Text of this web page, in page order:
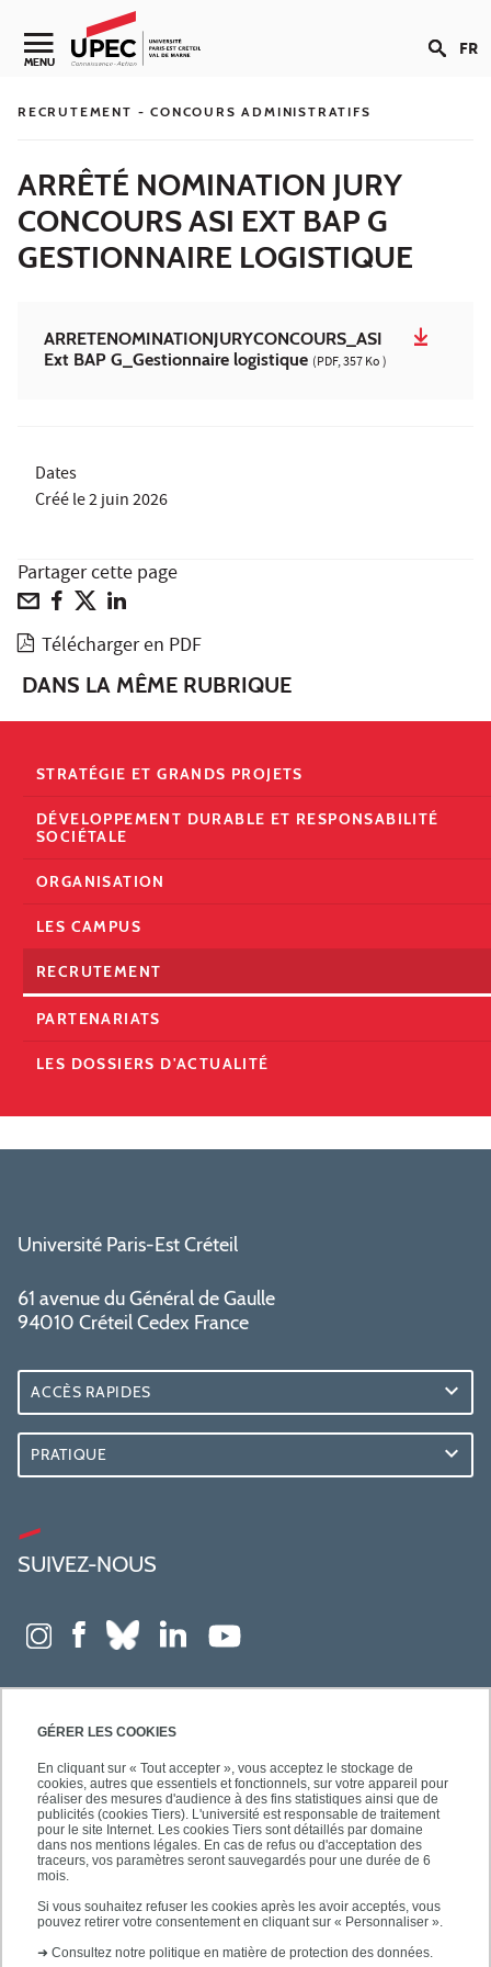
GÉRER LES COOKIES
En cliquant sur « Tout accepter », vous acceptez le stockage de
cookies, autres que essentiels et fonctionnels, sur votre appareil pour
réaliser des mesures d'audience à des fins statistiques ainsi que de
publicités (cookies Tiers). L'université est responsable de traitement
pour le site Internet. Les cookies Tiers sont détaillés par domaine
dans nos mentions légales. En cas de refus ou d'acceptation des
traceurs, vos paramètres seront sauvegardés pour une durée de 6
mois.
Si vous souhaitez refuser les cookies après les avoir acceptés, vous
pouvez retirer votre consentement en cliquant sur « Personnaliser ».
➜ Consultez notre politique en matière de protection des données.
Aller au contenu
Navigation secondaire
MENU FR
RECRUTEMENT - CONCOURS ADMINISTRATIFS
ARRÊTÉ NOMINATION JURY
CONCOURS ASI EXT BAP G
GESTIONNAIRE LOGISTIQUE
ARRETENOMINATIONJURYCONCOURS_ASI
Ext BAP G_Gestionnaire logistique (PDF, 357 Ko )
Dates
Créé le2 juin 2026
Partager cette page
Télécharger en PDF
DANS LA MÊME RUBRIQUE
STRATÉGIE ET GRANDS PROJETS
DÉVELOPPEMENT DURABLE ET RESPONSABILITÉ
SOCIÉTALE
ORGANISATION
LES CAMPUS
RECRUTEMENT
PARTENARIATS
LES DOSSIERS D'ACTUALITÉ
Université Paris-Est Créteil
61 avenue du Général de Gaulle
94010 Créteil Cedex France
ACCÈS RAPIDES
PRATIQUE
SUIVEZ-NOUS